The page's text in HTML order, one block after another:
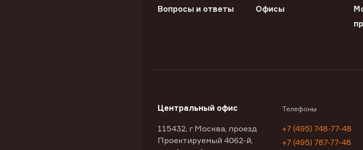
Вопросы и ответы Офисы
Центральный офис
115432, г Москва, проезд
Проектируемый 4062-й,
Телефоны
+7 (495) 748-77-48
+7 (495) 787-77-48